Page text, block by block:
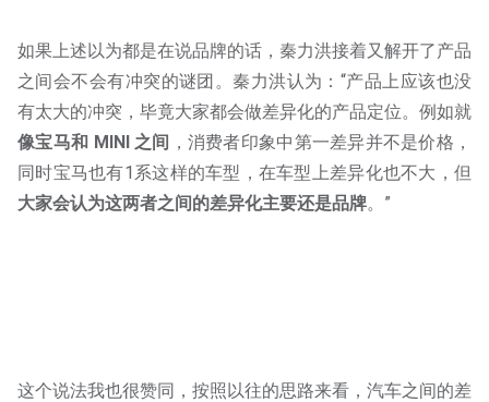
如果上述以为都是在说品牌的话，秦力洪接着又解开了产品
之间会不会有冲突的谜团。秦力洪认为：“产品上应该也没
有太大的冲突，毕竟大家都会做差异化的产品定位。例如就
像宝马和 MINI 之间 ，消费者印象中第一差异并不是价格，
同时宝马也有1系这样的车型，在车型上差异化也不大，但
大家会认为这两者之间的差异化主要还是品牌。”
这个说法我也很赞同，按照以往的思路来看，汽车之间的差